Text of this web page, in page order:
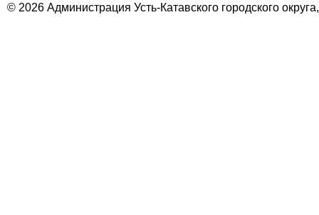
© 2026 Администрация Усть-Катавского городского